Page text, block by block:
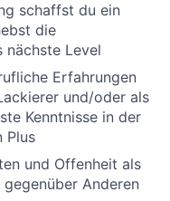
schaffst du ein
die
nächste Level
Erfahrungen
und/oder als
Kenntnisse in der
Plus
und Offenheit als
Anderen